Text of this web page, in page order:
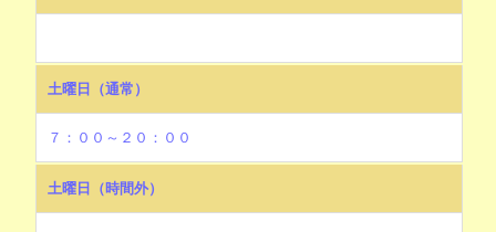
土曜日（通常）
７：００～２０：００
土曜日（時間外）